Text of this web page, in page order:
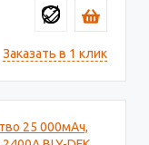
Заказать в 1 клик